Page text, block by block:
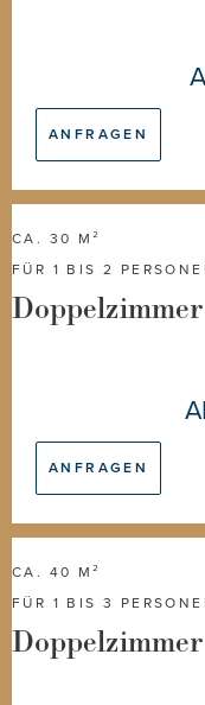
ANFRAGEN
CA. 30 M²
FÜR 1 BIS 2
ANFRAGEN
CA. 40 M²
FÜR 1 BIS 3